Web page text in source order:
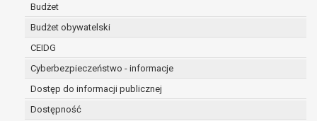
Budżet
Budżet obywatelski
CEIDG
Cyberbezpieczeństwo - informacje
Dostęp do informacji publicznej
Dostępność
przepisów prawa.
Pani/Pana dane osobowe będą przetwarzane
przez okres niezbędny do realizacji celu dla jakiego
zostały zebrane oraz zgodnie z terminami
archiwizacji określonymi przez przepisy prawa
powszechnie obowiązującego.
W przypadku, gdy dane osobowe przetwarzane są